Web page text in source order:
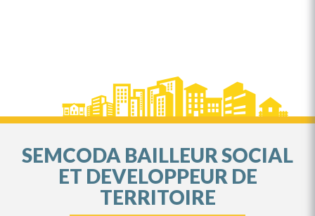
SEMCODA BAILLEUR SOCIAL
ET DEVELOPPEUR DE
TERRITOIRE